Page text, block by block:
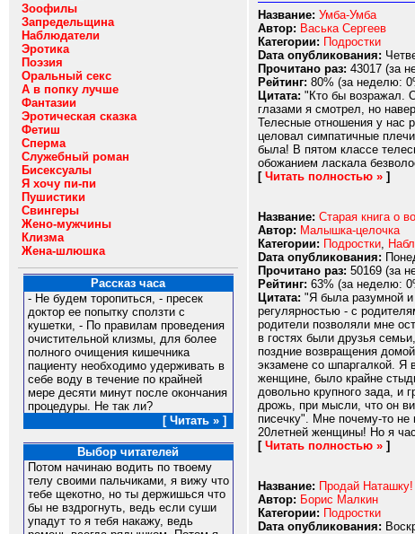
Зоофилы
Запредельщина
Наблюдатели
Эротика
Поэзия
Оральный секс
А в попку лучше
Фантазии
Эротическая сказка
Фетиш
Сперма
Служебный роман
Бисексуалы
Я хочу пи-пи
Пушистики
Свингеры
Жено-мужчины
Клизма
Жена-шлюшка
Рассказ часа
- Не будем торопиться, - пресек
доктор ее попытку сползти с
кушетки, - По правилам проведения
очистительной клизмы, для более
полного очищения кишечника
пациенту необходимо удерживать в
себе воду в течение по крайней
мере десяти минут после окончания
процедуры. Не так ли?
[ Читать » ]
Выбор читателей
Потом начинаю водить по твоему
телу своими пальчиками, я вижу что
тебе щекотно, но ты держишься что
бы не вздрогнуть, ведь если суши
упадут то я тебя накажу, ведь
Название: Умба-Умба
Автор: Васька Сергеев
Категории: Подростки
Dата опубликования:
Прочитано раз: 43017 (за
Рейтинг: 80% (за неделю:
Цитата: "Кто бы возражал.
глазами я смотрел, но
Телесные отношения у нас
целовал симпатичные
была! В пятом классе
обожанием ласкала
[ Читать полностью » ]
Название: Старая книга о
Автор: Малышка-целочка
Категории: Подростки,
Dата опубликования:
Прочитано раз: 50169 (за
Рейтинг: 63% (за неделю:
Цитата: "Я была разумной и
регулярностью - с
родители позволяли мне
в гостях были друзья
поздние возвращения
экзамене со шпаргалкой. Я
женщине, было крайне
довольно крупного зада, и
дрожь, при мысли, что он
писечку". Мне почему-то не
20летней женщины! Но я
[ Читать полностью » ]
Название: Продай
Автор: Борис Малкин
Категории: Подростки
Dата опубликования: